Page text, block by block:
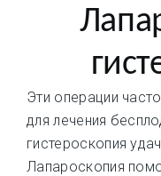
Эти операции
для лечения
гистероскопия
Лапароскопия